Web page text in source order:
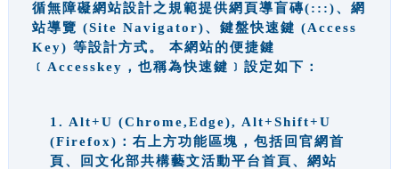
循無障礙網站設計之規範提供網頁導盲磚(:::)、網
站導覽 (Site Navigator)、鍵盤快速鍵 (Access
Key) 等設計方式。 本網站的便捷鍵
﹝Accesskey，也稱為快速鍵﹞設定如下：
1. Alt+U (Chrome,Edge), Alt+Shift+U
(Firefox)：右上方功能區塊，包括回官網首
頁、回文化部共構藝文活動平台首頁、網站